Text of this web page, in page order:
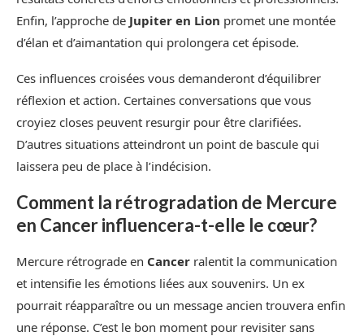
Enfin, l’approche de Jupiter en Lion promet une montée
d’élan et d’aimantation qui prolongera cet épisode.
Ces influences croisées vous demanderont d’équilibrer
réflexion et action. Certaines conversations que vous
croyiez closes peuvent resurgir pour être clarifiées.
D’autres situations atteindront un point de bascule qui
laissera peu de place à l’indécision.
Comment la rétrogradation de Mercure
en Cancer influencera-t-elle le cœur?
Mercure rétrograde en Cancer ralentit la communication
et intensifie les émotions liées aux souvenirs. Un ex
pourrait réapparaître ou un message ancien trouvera enfin
une réponse. C’est le bon moment pour revisiter sans